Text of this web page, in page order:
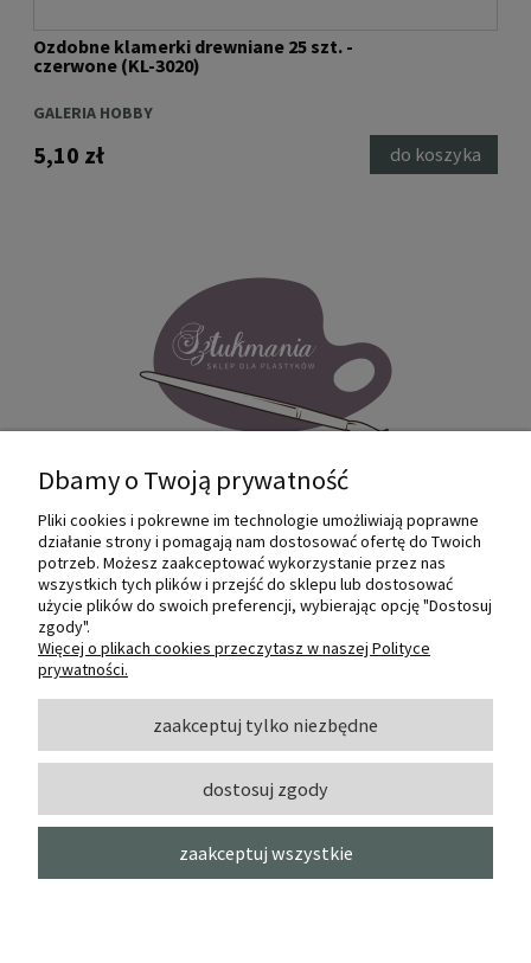
Ozdobne klamerki drewniane 25 szt. -
czerwone (KL-3020)
GALERIA HOBBY
5,10 zł do koszyka
Internetowy sklep dla plastyków
SZTUKMANIA. Profesjonalne artykuły dla
małych i dużych artystów.
O NAS
INFORMACJE I POMOC
MOJE KONTO
Dbamy o Twoją prywatność
Pliki cookies i pokrewne im technologie umożliwiają poprawne
działanie strony i pomagają nam dostosować ofertę do Twoich
potrzeb. Możesz zaakceptować wykorzystanie przez nas
wszystkich tych plików i przejść do sklepu lub dostosować
użycie plików do swoich preferencji, wybierając opcję "Dostosuj
zgody".
Więcej o plikach cookies przeczytasz w naszej Polityce
prywatności.
zaakceptuj tylko niezbędne
dostosuj zgody
zaakceptuj wszystkie